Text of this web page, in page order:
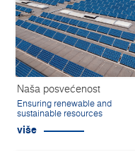
Naša posvećenost
Ensuring renewable and
sustainable resources
više